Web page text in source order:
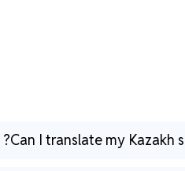
Can I translate my Kazakh